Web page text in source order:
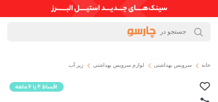
خانه سرویس بهداشتی لوازم سرویس بهداشتی زیر آب